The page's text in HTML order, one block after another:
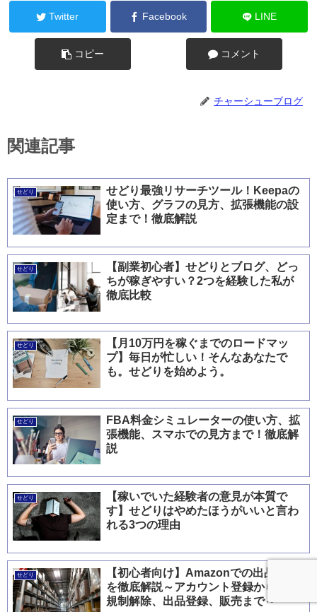
Twitter Facebook LINE
コピー コメント
チャーシューブログ
関連記事
せどり
せどり最強リサーチツール！Keepaの
使い方、グラフの見方、拡張機能の設
定まで！徹底解説
せどり
【副業初心者】せどりとブログ、どっ
ちが稼ぎやすい？2つを経験した私が
徹底比較
せどり
【月10万円を稼ぐまでのロードマッ
プ】毎日が忙しい！そんなあなたで
も。せどりを始めよう。
せどり
FBA料金シミュレーターの使い方、拡
張機能、スマホでの見方まで！徹底解
説
せどり
【稼いでいた経験者の意見が本質で
す】せどりはやめたほうがいいと言わ
れる3つの理由
せどり
【初心者向け】Amazonでの出品方法
を徹底解説～アカウント登録から出品
規制解除、出品登録、販売まで～